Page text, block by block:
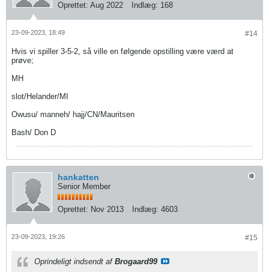
Oprettet: Aug 2022 Indlæg: 168
#14
23-09-2023, 18:49
Hvis vi spiller 3-5-2, så ville en følgende opstilling være værd at
prøve;
MH
slot/Helander/MI
Owusu/ manneh/ hajj/CN/Mauritsen
Bash/ Don D
hankatten
Senior Member
Oprettet: Nov 2013 Indlæg: 4603
#15
23-09-2023, 19:26
Oprindeligt indsendt af Brogaard99